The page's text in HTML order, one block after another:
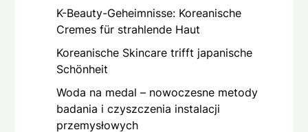
K-Beauty-Geheimnisse: Koreanische
Cremes für strahlende Haut
Koreanische Skincare trifft japanische
Schönheit
Woda na medal – nowoczesne metody
badania i czyszczenia instalacji
przemysłowych